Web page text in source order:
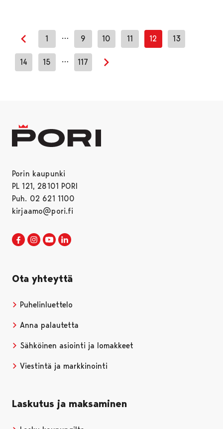
Edellinen sivu
1 … 9 10 11 12 13
14 15 … 117
Seuraava sivu
Porin kaupunki
PL 121, 28101 PORI
Puh. 02 621 1100
kirjaamo@pori.fi
Porin kaupunki Facebookissa
Avautuu uudessa välilehdessä
Porin kaupunki Instagramissa
Avautuu uudessa välilehdessä
Porin kaupunki Youtubessa
Avautuu uudessa välilehdessä
Ota yhteyttä
Puhelinluettelo
Anna palautetta
Sähköinen asiointi ja lomakkeet
Viestintä ja markkinointi
Laskutus ja maksaminen